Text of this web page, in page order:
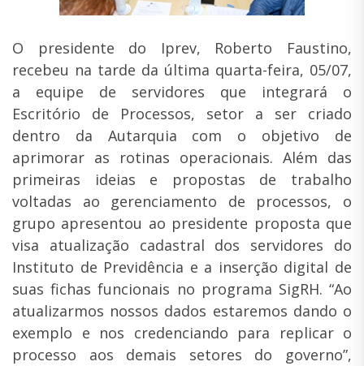
O presidente do Iprev, Roberto Faustino,
recebeu na tarde da última quarta-feira, 05/07,
a equipe de servidores que integrará o
Escritório de Processos, setor a ser criado
dentro da Autarquia com o objetivo de
aprimorar as rotinas operacionais. Além das
primeiras ideias e propostas de trabalho
voltadas ao gerenciamento de processos, o
grupo apresentou ao presidente proposta que
visa atualização cadastral dos servidores do
Instituto de Previdência e a inserção digital de
suas fichas funcionais no programa SigRH. “Ao
atualizarmos nossos dados estaremos dando o
exemplo e nos credenciando para replicar o
processo aos demais setores do governo”,